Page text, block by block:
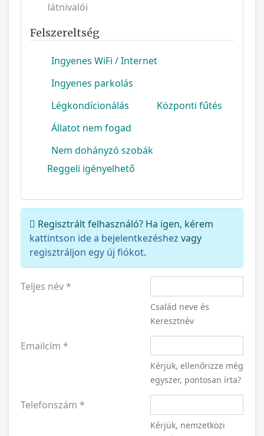
látnivalói
Felszereltség
Ingyenes WiFi / Internet
Ingyenes parkolás
Légkondícionálás
Központi fűtés
Állatot nem fogad
Nem dohányzó szobák
Reggeli igényelhető
Regisztrált felhasználó? Ha igen, kérem
kattintson ide a bejelentkezéshez vagy
regisztráljon egy új fiókot.
Teljes név*
Család neve és
Keresztnév
Emailcím *
Kérjük, ellenőrizze még
egyszer, pontosan írta?
Telefonszám *
Kérjük, nemzetközi